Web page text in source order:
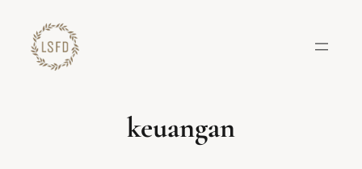
konten
keuangan